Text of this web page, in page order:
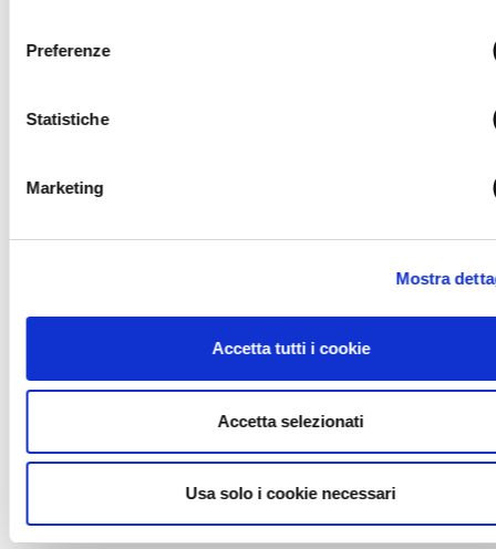
Preferenze
Statistiche
Marketing
Mostra
Accetta tutti i cookie
Accetta selezionati
Usa solo i cookie necessari
Download:
ZIP
(8 - 21 febbraio 2024)
aziendale (30 gennaio - 4 marzo)
2023